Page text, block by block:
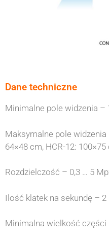
Dane techniczne
Minimalne pole widzenia –
Maksymalne pole widzenia
64×48 cm, HCR-12: 100×75
Rozdzielczość – 0,3 … 5
Ilość klatek na sekundę – 2
Minimalna wielkość części